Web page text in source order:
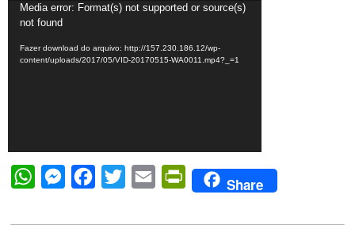
Tocador
vídeo
Media error: Format(s) not supported or source(s)
not found
Fazer download do arquivo: http://157.230.186.12/wp-
content/uploads/2017/05/VID-20170515-WA0011.mp4?_=1
WhatsAppMessengerFacebook
Twitter Email PrintFriendly
Share